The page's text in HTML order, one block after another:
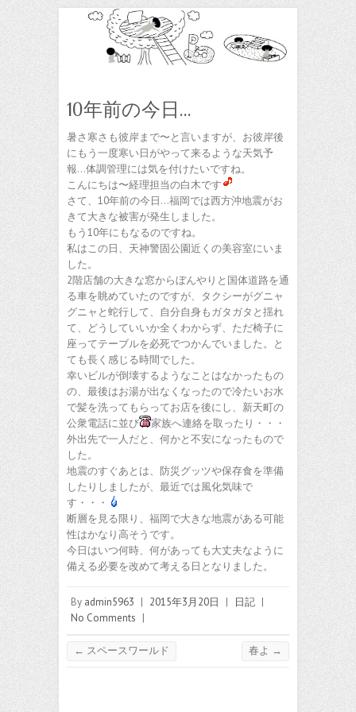
10年前の今日…
暑さ寒さも彼岸まで〜と言いますが、お彼岸後
にもう一度寒い日がやって来るような天気予
報…体調管理には気を付けたいですね。
こんにちは〜経理担当の白木です
さて、10年前の今日…福岡では西方沖地震がお
きて大きな被害が発生しました。
もう10年にもなるのですね。
私はこの日、天神警固公園近くの美容室にいま
した。
2階店舗の大きな窓からぼんやりと国体道路を通
る車を眺めていたのですが、タクシーがグニャ
グニャと蛇行して、自分自身もガタガタと揺れ
て、どうしていいか全くわからず、ただ椅子に
座ってテーブルを必死でつかんでいました。と
ても長く感じる時間でした。
幸いビルが倒壊するようなことはなかったもの
の、最後はお湯が出なくなったので冷たいお水
で髪を洗ってもらってお店を後にし、新天町の
公衆電話に並び
家族へ連絡を取ったり・・・
外出先で一人だと、何かと不安になったもので
した。
地震のすぐあとは、防災グッツや保存食を準備
したりしましたが、最近では風化気味で
す・・・
断層を見る限り、福岡で大きな地震がある可能
性はかなり高そうです。
今日はいつ何時、何があっても大丈夫なように
備える必要を改めて考える日となりました。
By admin5963 | 2015年3月20日 | 日記 |
No Comments |
← スペースワールド 春よ →